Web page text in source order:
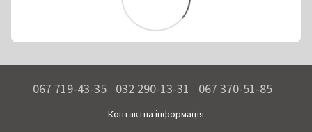
067 719-43-35 032 290-13-31 067 370-51-85
Контактна інформація